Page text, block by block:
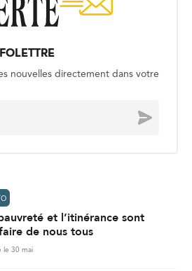
nouvelles directement dans votre
Envoyer
et l’itinérance sont
de nous tous
le 30 mai